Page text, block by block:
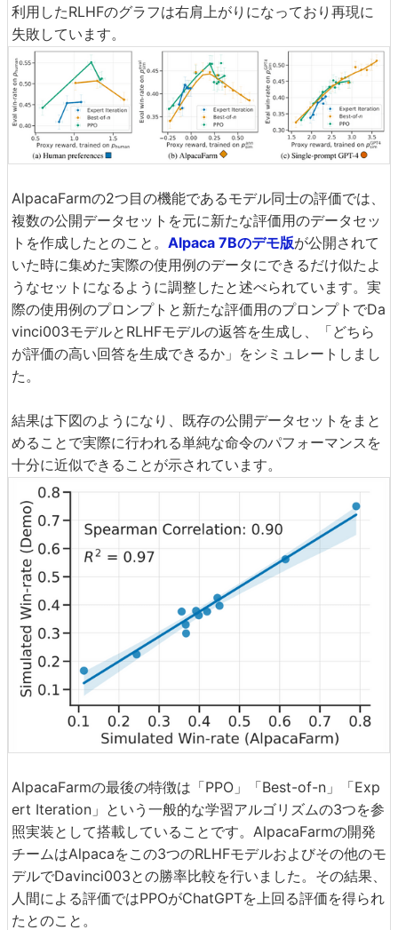
利用したRLHFのグラフは右肩上がりになっており再現に
失敗しています。
AlpacaFarmの2つ目の機能であるモデル同士の評価では、
複数の公開データセットを元に新たな評価用のデータセッ
トを作成したとのこと。 Alpaca 7Bのデモ版が公開されて
いた時に集めた実際の使用例のデータにできるだけ似たよ
うなセットになるように調整したと述べられています。実
際の使用例のプロンプトと新たな評価用のプロンプトでDa
vinci003モデルとRLHFモデルの返答を生成し、「どちら
が評価の高い回答を生成できるか」をシミュレートしまし
た。
結果は下図のようになり、既存の公開データセットをまと
めることで実際に行われる単純な命令のパフォーマンスを
十分に近似できることが示されています。
AlpacaFarmの最後の特徴は「PPO」「Best-of-n」「Exp
ert Iteration」という一般的な学習アルゴリズムの3つを参
照実装として搭載していることです。AlpacaFarmの開発
チームはAlpacaをこの3つのRLHFモデルおよびその他のモ
デルでDavinci003との勝率比較を行いました。その結果、
人間による評価ではPPOがChatGPTを上回る評価を得られ
たとのこと。